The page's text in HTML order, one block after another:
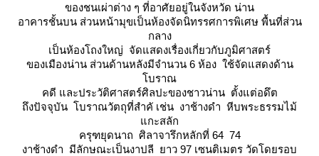
ของชนเผ่าต่าง ๆ ที่อาศัยอยู่ในจังหวัด น่าน
อาคารชั้นบน ส่วนหน้ามุขเป็นห้องจัดนิทรรศการพิเศษ พื้นที่ส่วน
กลาง
เป็นห้องโถงใหญ่ จัดแสดงเรื่องเกี่ยวกับภูมิศาสตร์
ของเมืองน่าน ส่วนด้านหลังมีจำนวน 6 ห้อง ใช้จัดแสดงด้าน
บราณ
คดี และประวัติศาสตร์ศิลปะของชาวน่าน ตั้งแต่อดึต
ถึงปัจจุบัน โบราณวัตถุที่สำคั เช่น งาช้างดำ หีบพระธรรมไม้
กะสลัก
ครุฑยุดนาถ ศิลาจารึกหลักที่ 64 74
งาช้างดำ มีลักษณะเป็นงาปลี ยาว 97 เซนติเมตร วัดโดยรอบ